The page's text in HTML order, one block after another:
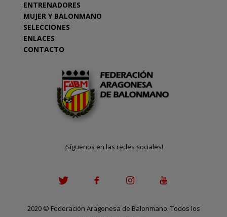
ENTRENADORES
MUJER Y BALONMANO
SELECCIONES
ENLACES
CONTACTO
¡Síguenos en las redes sociales!
2020 © Federación Aragonesa de Balonmano. Todos los